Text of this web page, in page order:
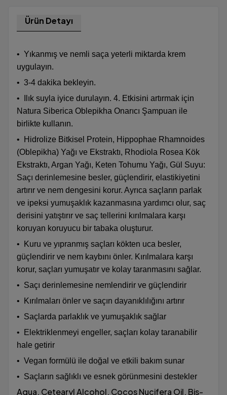
Ürün Detayı
• Yıkanmış ve nemli saça yeterli miktarda krem
uygulayın.
• 3-4 dakika bekleyin.
•
Ilık suyla iyice durulayın. 4. Etkisini artırmak için
Natura Siberica Oblepikha Onarıcı Şampuan ile
birlikte kullanın.
•
Hidrolize Bitkisel Protein, Hippophae Rhamnoides
(Oblepikha) Yağı ve Ekstraktı, Rhodiola Rosea Kök
Ekstraktı, Argan Yağı, Keten Tohumu Yağı, Gül Suyu:
Saçı derinlemesine besler, güçlendirir, elastikiyetini
artırır ve nem dengesini korur. Ayrıca saçların parlak
ve ipeksi yumuşaklık kazanmasına yardımcı olur, saç
derisini yatıştırır ve saç tellerini kırılmalara karşı
koruyan koruyucu bir tabaka oluşturur.
•
Kuru ve yıpranmış saçları kökten uca besler,
güçlendirir ve nem kaybını önler. Kırılmalara karşı
korur, saçları yumuşatır ve kolay taranmasını sağlar.
• Saçı derinlemesine nemlendirir ve güçlendirir
•
Kırılmaları önler ve saçın dayanıklılığını artırır
• Saçlarda parlaklık ve yumuşaklık sağlar
•
Elektriklenmeyi engeller, saçları kolay taranabilir
hale getirir
• Vegan formülü ile doğal ve etkili bakım sunar
• Saçların sağlıklı ve esnek görünmesini destekler
Aqua, Cetearyl Alcohol, Cocos Nucifera Oil, Bis-